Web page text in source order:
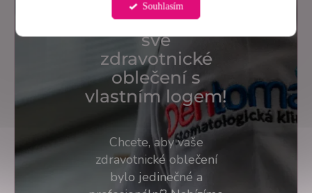
Souhlasím
Personalizujte
své
zdravotnické
oblečení s
vlastním logem!
Chcete, aby vaše
zdravotnické oblečení
bylo jedinečné a